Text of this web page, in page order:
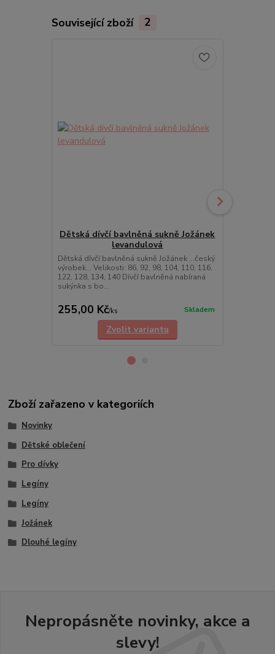
Související zboží 2
Dětská dívčí bavlněná sukně Jožánek
levandulová
Dětská dívčí bavlněná sukně Jožánek ...český
výrobek... Velikosti: 86, 92, 98, 104, 110, 116,
122, 128, 134, 140 Dívčí bavlněná nabíraná
sukýnka s bo...
255,00 Kč/ks Skladem
Zvolit variantu
Zboží zařazeno v kategoriích
Novinky
Dětské oblečení
Pro dívky
Legíny
Legíny
Jožánek
Dlouhé legíny
Nepropásněte novinky, akce a
slevy!